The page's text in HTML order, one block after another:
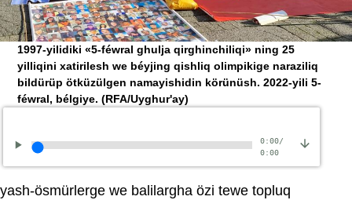
1997-yilidiki «5-féwral ghulja qirghinchiliqi» ning 25
yilliqini xatirilesh we béyjing qishliq olimpikige naraziliq
bildürüp ötküzülgen namayishidin körünüsh. 2022-yili 5-
féwral, bélgiye.(RFA/Uyghur'ay)
0:00/
0:00
yash-ösmürlerge we balilargha özi tewe topluq